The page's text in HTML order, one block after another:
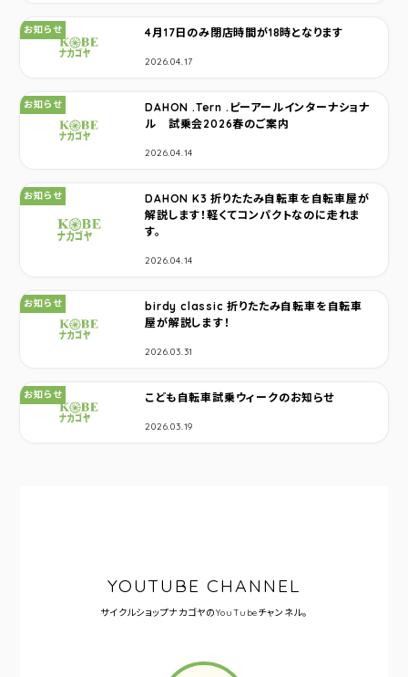
4月17日のみ閉店時間が18時となります
カテゴリ：
お知らせ
2026.04.17
DAHON .Tern .ピーアールインターナショナ
ル 試乗会2026春のご案内
カテゴリ：
お知らせ
2026.04.14
DAHON K3 折りたたみ自転車を自転車屋が
解説します！軽くてコンパクトなのに走れま
す。
カテゴリ：
お知らせ
2026.04.14
birdy classic 折りたたみ自転車を自転車
屋が解説します！
カテゴリ：
お知らせ
2026.03.31
こども自転車試乗ウィークのお知らせ
カテゴリ：
お知らせ
2026.03.19
YOUTUBE CHANNEL
サイクルショップナカゴヤのYouTubeチャンネル。